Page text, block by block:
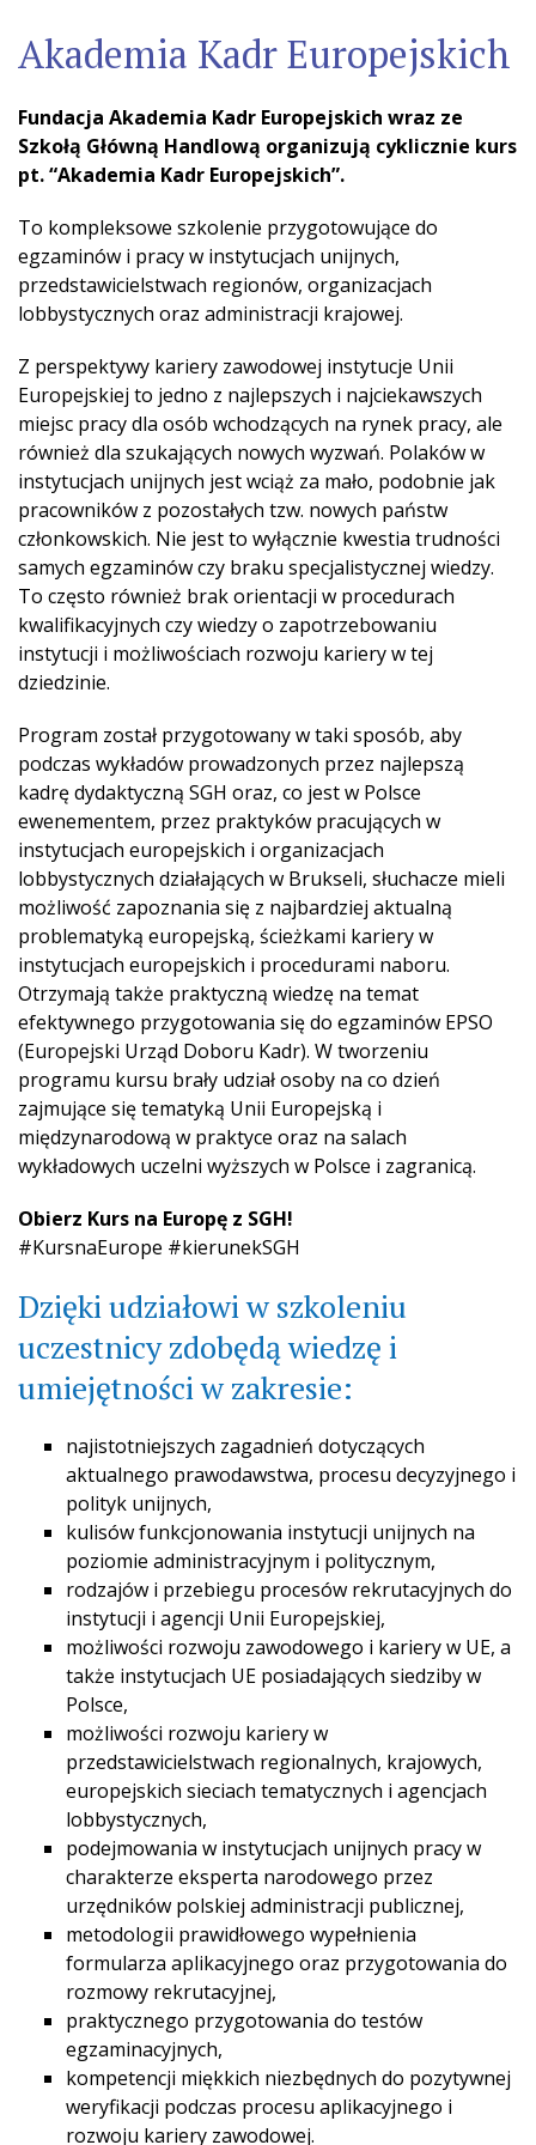
Akademia Kadr Europejskich
Fundacja Akademia Kadr Europejskich wraz ze
Szkołą Główną Handlową organizują cyklicznie kurs
pt. “Akademia Kadr Europejskich”.
To kompleksowe szkolenie przygotowujące do
egzaminów i pracy w instytucjach unijnych,
przedstawicielstwach regionów, organizacjach
lobbystycznych oraz administracji krajowej.
Z perspektywy kariery zawodowej instytucje Unii
Europejskiej to jedno z najlepszych i najciekawszych
miejsc pracy dla osób wchodzących na rynek pracy, ale
również dla szukających nowych wyzwań. Polaków w
instytucjach unijnych jest wciąż za mało, podobnie jak
pracowników z pozostałych tzw. nowych państw
członkowskich. Nie jest to wyłącznie kwestia trudności
samych egzaminów czy braku specjalistycznej wiedzy.
To często również brak orientacji w procedurach
kwalifikacyjnych czy wiedzy o zapotrzebowaniu
instytucji i możliwościach rozwoju kariery w tej
dziedzinie.
Program został przygotowany w taki sposób, aby
podczas wykładów prowadzonych przez najlepszą
kadrę dydaktyczną SGH oraz, co jest w Polsce
ewenementem, przez praktyków pracujących w
instytucjach europejskich i organizacjach
lobbystycznych działających w Brukseli, słuchacze mieli
możliwość zapoznania się z najbardziej aktualną
problematyką europejską, ścieżkami kariery w
instytucjach europejskich i procedurami naboru.
Otrzymają także praktyczną wiedzę na temat
efektywnego przygotowania się do egzaminów EPSO
(Europejski Urząd Doboru Kadr). W tworzeniu
programu kursu brały udział osoby na co dzień
zajmujące się tematyką Unii Europejską i
międzynarodową w praktyce oraz na salach
wykładowych uczelni wyższych w Polsce i zagranicą.
Obierz Kurs na Europę z SGH!
#KursnaEurope #kierunekSGH
Dzięki udziałowi w szkoleniu
uczestnicy zdobędą wiedzę i
umiejętności w zakresie:
najistotniejszych zagadnień dotyczących
aktualnego prawodawstwa, procesu decyzyjnego i
polityk unijnych,
kulisów funkcjonowania instytucji unijnych na
poziomie administracyjnym i politycznym,
rodzajów i przebiegu procesów rekrutacyjnych do
instytucji i agencji Unii Europejskiej,
możliwości rozwoju zawodowego i kariery w UE, a
także instytucjach UE posiadających siedziby w
Polsce,
możliwości rozwoju kariery w
przedstawicielstwach regionalnych, krajowych,
europejskich sieciach tematycznych i agencjach
lobbystycznych,
podejmowania w instytucjach unijnych pracy w
charakterze eksperta narodowego przez
urzędników polskiej administracji publicznej,
metodologii prawidłowego wypełnienia
formularza aplikacyjnego oraz przygotowania do
rozmowy rekrutacyjnej,
praktycznego przygotowania do testów
egzaminacyjnych,
kompetencji miękkich niezbędnych do pozytywnej
weryfikacji podczas procesu aplikacyjnego i
rozwoju kariery zawodowej.